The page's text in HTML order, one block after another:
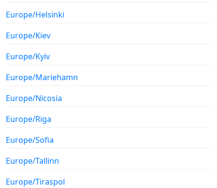
Europe/Helsinki
Europe/Kiev
Europe/Kyiv
Europe/Mariehamn
Europe/Nicosia
Europe/Riga
Europe/Sofia
Europe/Tallinn
Europe/Tiraspol